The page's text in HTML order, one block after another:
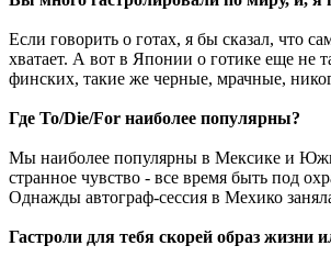
Если говорить о готах, я бы сказал, что
хватает. А вот в Японии о готике еще не
финских, такие же черные, мрачные,
Где To/Die/For наиболее популярны?
Мы наиболее популярны в Мексике и
странное чувство - все время быть под
Однажды автограф-сессия в Мехико
Гастроли для тебя скорей образ жизни